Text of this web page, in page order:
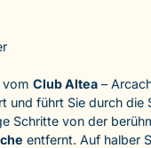
Club Altea –
und führt Sie durch die
Schritte von der
entfernt. Auf halber